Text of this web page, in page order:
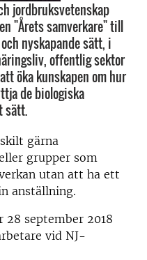
jordbruksvetenskap
"Årets samverkare" till
nyskapande sätt, i
offentlig sektor
öka kunskapen om hur
de biologiska
sätt.
gärna
grupper som
utan att ha ett
anställning.
28 september 2018
vid NJ-